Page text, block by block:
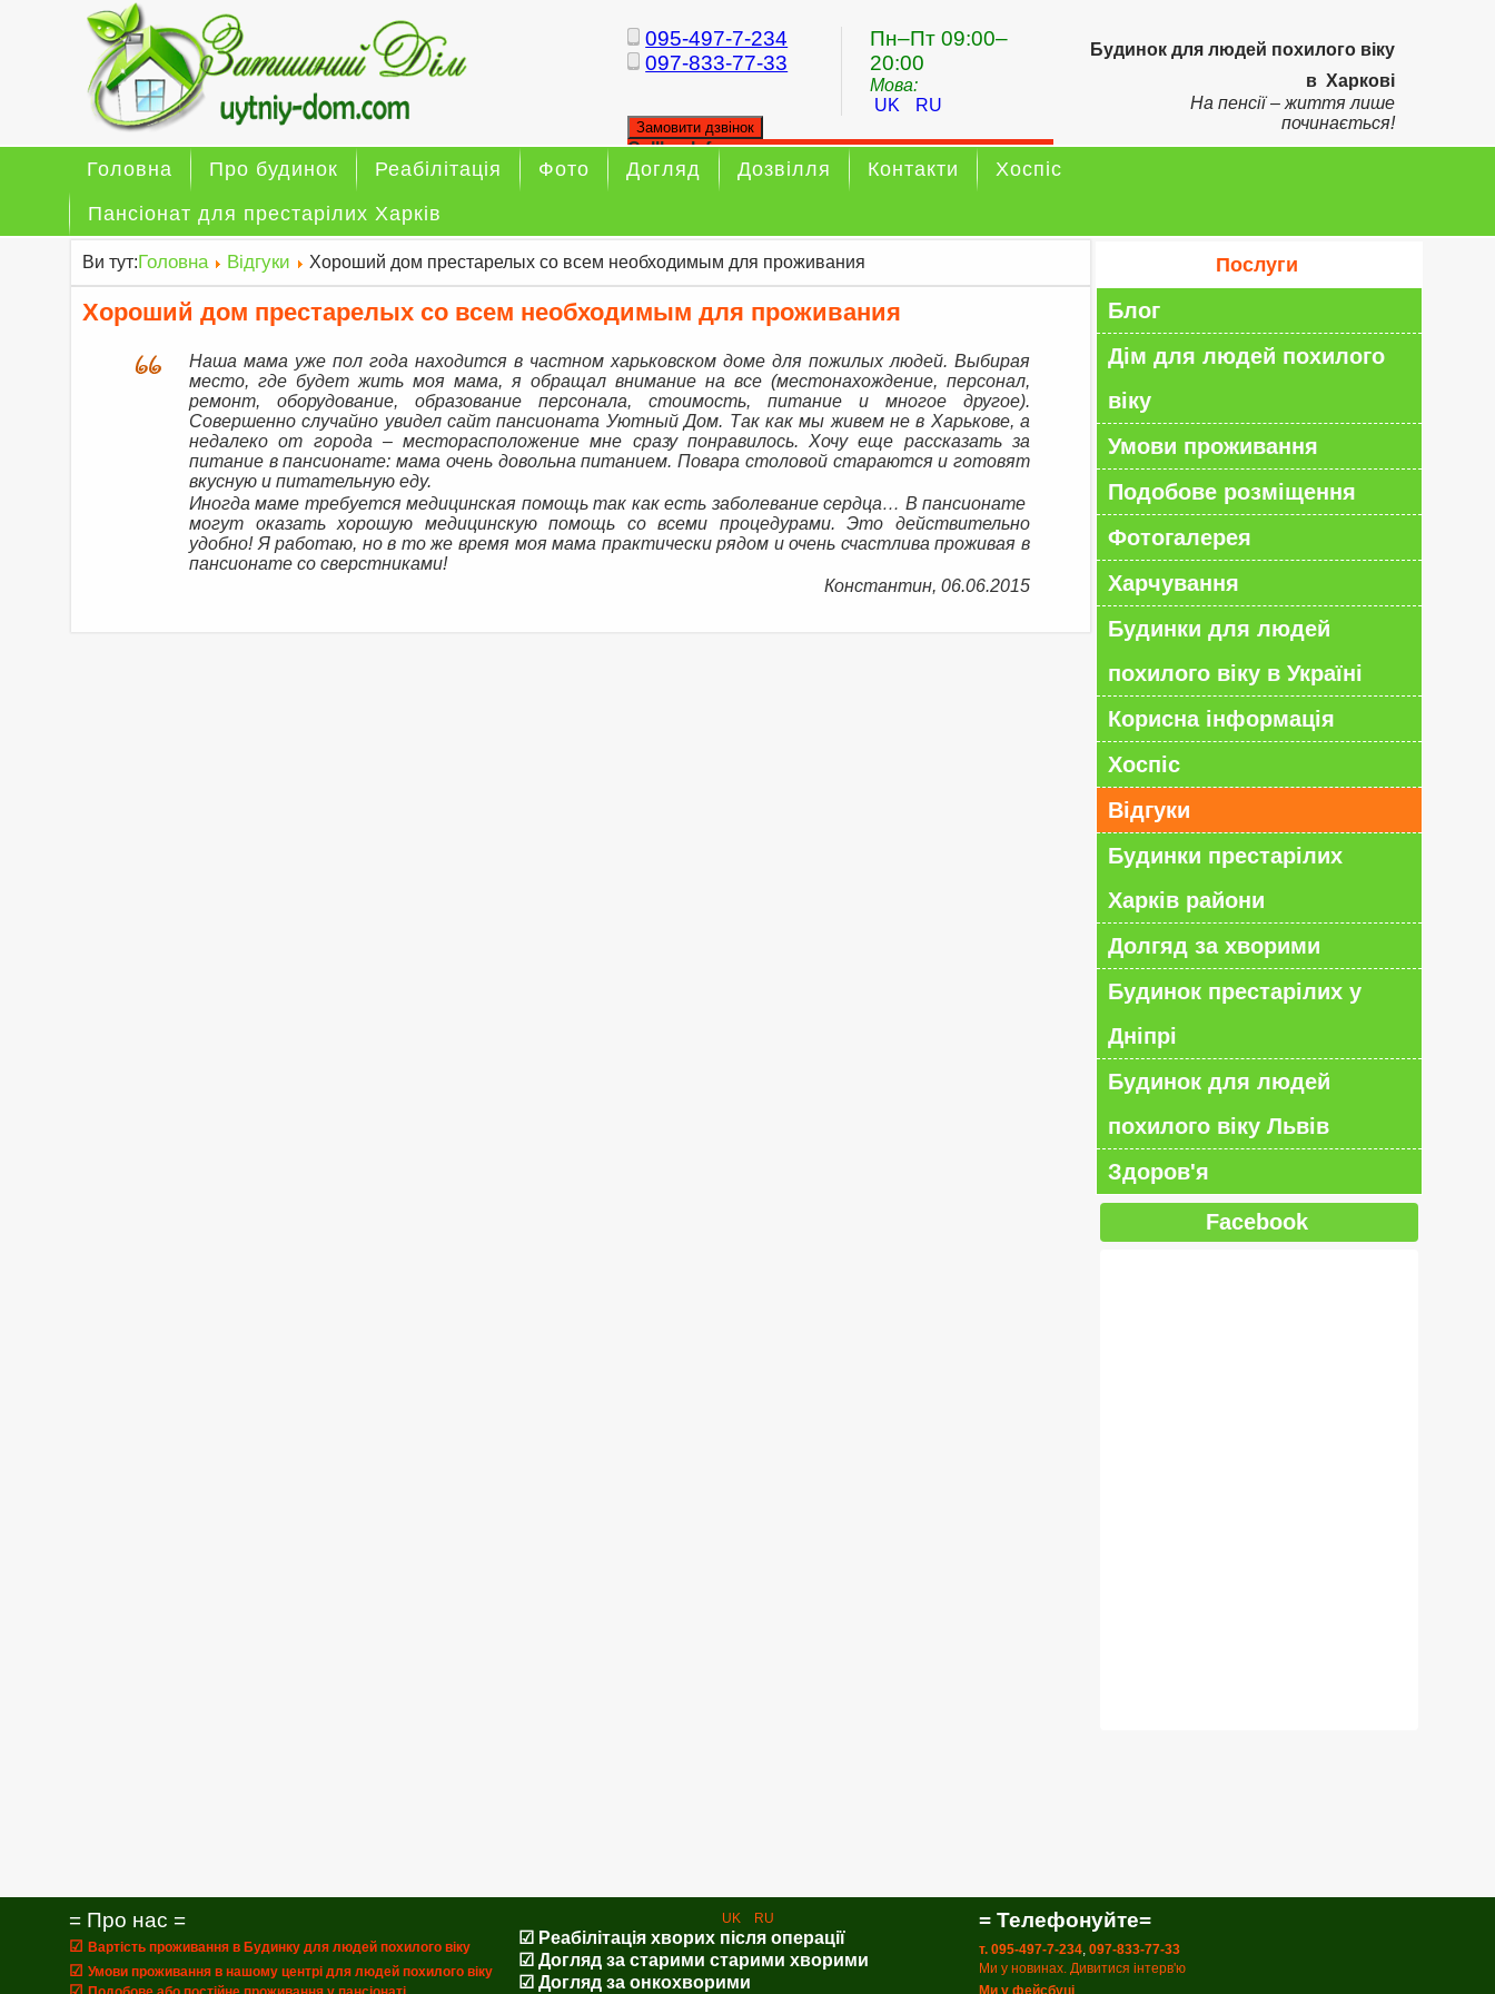
Будинок для людей похилого віку
в Харкові
На пенсії – життя лише
починається!
095-497-7-234
097-833-77-33
Пн–Пт 09:00–
20:00
Мова:
UK
RU
Замовити дзвінок
Callback form
Your callback has been sent sucessfully
Головна Про будинок Реабілітація Фото Догляд Дозвілля Контакти
Хоспіс
Пансіонат для престарілих Харків
Ви тут:Головна Відгуки Хороший дом престарелых со всем необходимым для проживания
Хороший дом престарелых со всем необходимым для проживания
Наша мама уже пол года находится в частном харьковском доме для пожилых людей. Выбирая
место, где будет жить моя мама, я обращал внимание на все (местонахождение, персонал,
ремонт, оборудование, образование персонала, стоимость, питание и многое другое).
Совершенно случайно увидел сайт пансионата Уютный Дом. Так как мы живем не в Харькове, а
недалеко от города – месторасположение мне сразу понравилось. Хочу еще рассказать за
питание в пансионате: мама очень довольна питанием. Повара столовой стараются и готовят
вкусную и питательную еду.
Иногда маме требуется медицинская помощь так как есть заболевание сердца… В пансионате
могут оказать хорошую медицинскую помощь со всеми процедурами. Это действительно
удобно! Я работаю, но в то же время моя мама практически рядом и очень счастлива проживая в
пансионате со сверстниками!
Константин, 06.06.2015
Послуги
Блог
Дім для людей похилого
віку
Умови проживання
Подобове розміщення
Фотогалерея
Харчування
Будинки для людей
похилого віку в Україні
Корисна інформація
Хоспіс
Відгуки
Будинки престарілих
Харків райони
Долгяд за хворими
Будинок престарілих у
Дніпрі
Будинок для людей
похилого віку Львів
Здоров'я
Facebook
= Про нас =
☑ Вартість проживання в Будинку для людей похилого віку
☑ Умови проживання в нашому центрі для людей похилого віку
UK RU
☑ Реабілітація хворих після операції
☑ Догляд за старими старими хворими
☑ Догляд за онкохворими
= Телефонуйте=
т. 095-497-7-234, 097-833-77-33
Ми у новинах. Дивитися інтерв'ю
Ми у фейсбуці